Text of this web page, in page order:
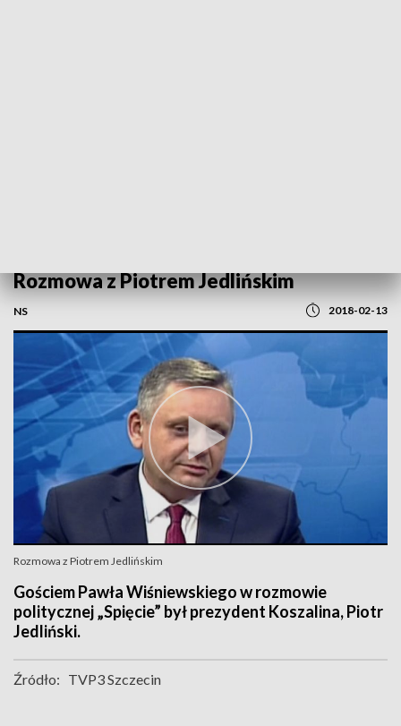
Rozmowa z Piotrem Jedlińskim
NS 2018-02-13
Rozmowa z Piotrem Jedlińskim
Gościem Pawła Wiśniewskiego w rozmowie
politycznej „Spięcie” był prezydent Koszalina, Piotr
Jedliński.
Źródło: TVP3 Szczecin